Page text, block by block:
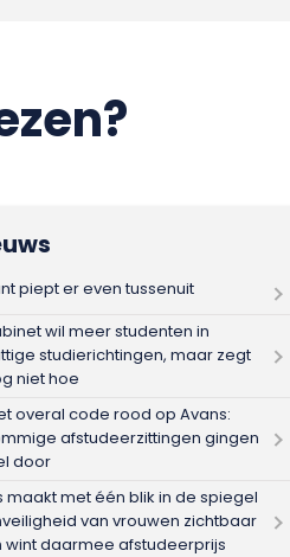
piept er even tussenuit
wil meer studenten in
studierichtingen, maar zegt
niet hoe
overal code rood op Avans:
afstudeerzittingen gingen
door
maakt met één blik in de spiegel
van vrouwen zichtbaar
wint daarmee afstudeerprijs